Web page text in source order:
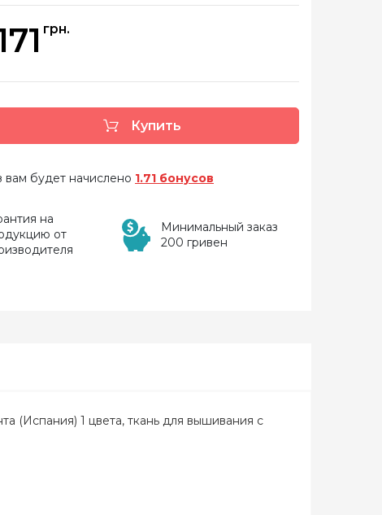
грн.
Купить
вам будет начислено 1.71 бонусов
на
от
Минимальный заказ
200 гривен
(Испания) 1 цвета, ткань для вышивания с